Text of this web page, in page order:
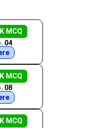
MCQ
04
MCQ
08
MCQ